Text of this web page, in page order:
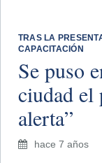
TRAS LA
CAPACITACIÓN
Se puso
ciudad el
alerta”
hace 7 años